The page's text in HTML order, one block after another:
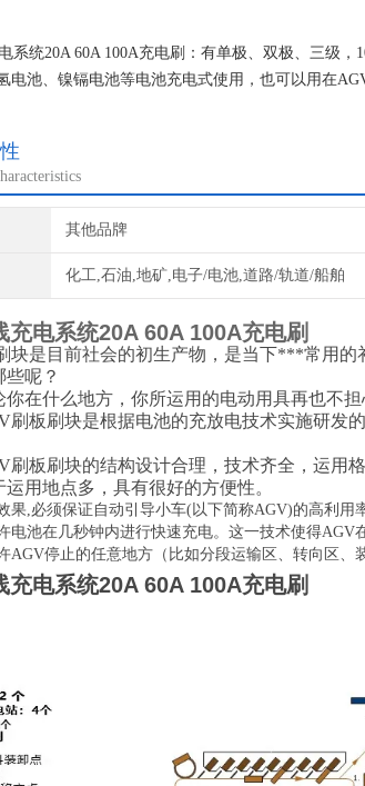
系统20A 60A 100A充电刷：有单极、双极、三级
电池、镍镉电池等电池充电式使用，也可以用在
其他品牌
化工,石油,地矿,电子/电池,道路/轨道/船舶
充电系统20A 60A 100A充电刷
块是目前社会的初生产物，是当下***常用
些呢？
在什么地方，你所运用的电动用具再也不担
板刷块是根据电池的充放电技术实施研发
板刷块的结构设计合理，技术齐全，运用格
用地点多，具有很好的方便性。
果,必须保证自动引导小车(以下简称AGV)的高利
电池在几秒钟内进行快速充电。这一技术使得
AGV停止的任意地方（比如分段运输区、转向区、
充电系统20A 60A 100A充电刷